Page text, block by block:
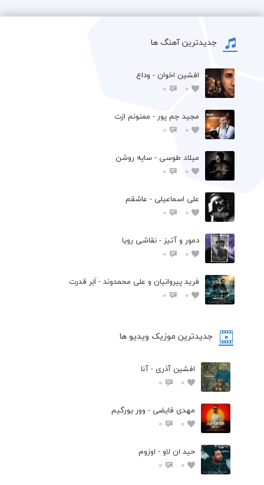
جدیدترین آهنگ ها
افشين اخوان - وداع
0
0
مجید جم پور - ممنونم ازت
0
0
میلاد طوسی - سایه روشن
0
0
علی اسماعیلی - عاشقم
0
0
دمور و آتیز - نقاشی رویا
0
0
فرید پیروانیان و علی محمدوند - اَبَر قدرت
0
0
جدیدترین موزیک ویدیو ها
افشین آذری - آنا
0
0
مهدی فایضی - وور یورگیم
0
0
حید ان لاو - اوزوم
0
0